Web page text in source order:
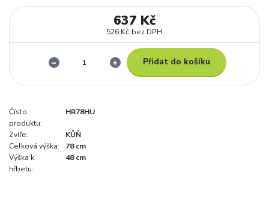
637 Kč
526 Kč bez DPH
Přidat do košíku
Číslo
produktu:
HR78HU
Zvíře:
KŮŇ
Celková výška:
78 cm
Výška k
hřbetu:
48 cm